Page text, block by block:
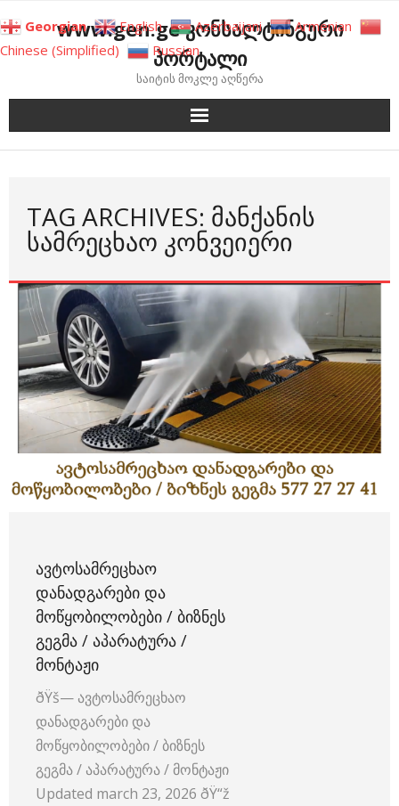
to
content
www.gen.ge კონსალტინგური
პორტალი
საიტის მოკლე აღწერა
TAG ARCHIVES: ᲛᲐᲜᲥᲐᲜᲘᲡ
ᲡᲐᲛᲠᲔᲪᲮᲐᲝ ᲙᲝᲜᲕᲔᲘᲔᲠᲘ
ᲐᲕᲢᲝᲡᲐᲛᲠᲔᲪᲮᲐᲝ
ᲓᲐᲜᲐᲓᲒᲐᲠᲔᲑᲘ ᲓᲐ
ᲛᲝᲬᲧᲝᲑᲘᲚᲝᲑᲔᲑᲘ / ᲑᲘᲖᲜᲔᲡ
ᲒᲔᲒᲛᲐ / ᲐᲞᲐᲠᲐᲢᲣᲠᲐ /
ᲛᲝᲜᲢᲐᲟᲘ
ðŸš— ავტოსამრეცხაო
დანადგარები და
მოწყობილობები / ბიზნეს
გეგმა / აპარატურა / მონტაჟი
Updated march 23, 2026 ðŸ“ž
Georgian English Azerbaijani
Armenian
Chinese (Simplified)
Russian